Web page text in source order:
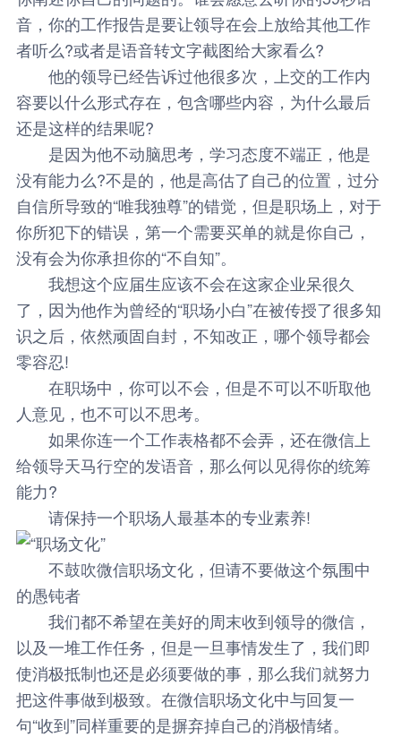
音，你的工作报告是要让领导在会上放给其他工作
者听么?或者是语音转文字截图给大家看么?
他的领导已经告诉过他很多次，上交的工作内
容要以什么形式存在，包含哪些内容，为什么最后
还是这样的结果呢?
是因为他不动脑思考，学习态度不端正，他是
没有能力么?不是的，他是高估了自己的位置，过分
自信所导致的“唯我独尊”的错觉，但是职场上，对于
你所犯下的错误，第一个需要买单的就是你自己，
没有会为你承担你的“不自知”。
我想这个应届生应该不会在这家企业呆很久
了，因为他作为曾经的“职场小白”在被传授了很多知
识之后，依然顽固自封，不知改正，哪个领导都会
零容忍!
在职场中，你可以不会，但是不可以不听取他
人意见，也不可以不思考。
如果你连一个工作表格都不会弄，还在微信上
给领导天马行空的发语音，那么何以见得你的统筹
能力?
请保持一个职场人最基本的专业素养!
不鼓吹微信职场文化，但请不要做这个氛围中
的愚钝者
我们都不希望在美好的周末收到领导的微信，
以及一堆工作任务，但是一旦事情发生了，我们即
使消极抵制也还是必须要做的事，那么我们就努力
把这件事做到极致。在微信职场文化中与回复一
句“收到”同样重要的是摒弃掉自己的消极情绪。